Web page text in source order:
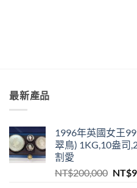
最新產品
1996年英國女王
翠鳥) 1KG,10盎司
割愛
NT$200,000 原
NT$